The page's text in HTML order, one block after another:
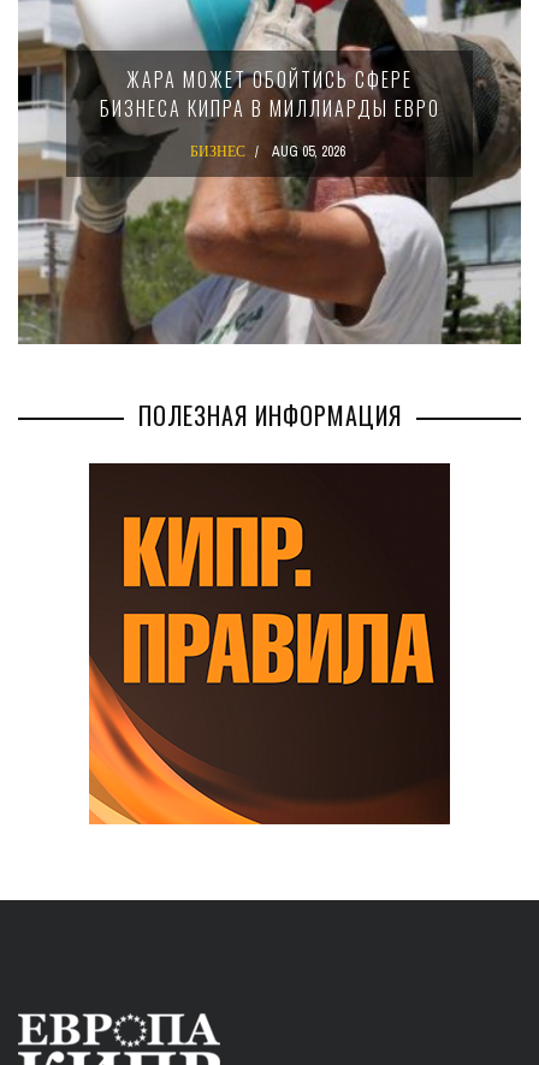
МИНФИН КИПРА ПЕРЕПИСАЛ ЗАКОН О
15-ПРОЦЕНТНОМ НАЛОГЕ ДЛЯ
КРУПНЫХ МЕЖДУНАРОДНЫХ
КОМПАНИЙ
БИЗНЕС AUG 02, 2026
ПОЛЕЗНАЯ ИНФОРМАЦИЯ